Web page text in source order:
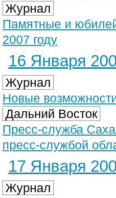
Журнал
Памятные и
2007 году
16 Января
Журнал
Новые
Дальний Восток
Пресс-служба
пресс-службой
17 Января
Журнал